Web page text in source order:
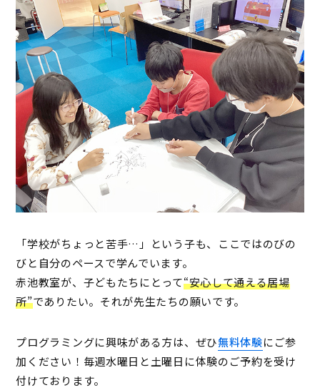
「学校がちょっと苦手…」という子も、ここではのびの
びと自分のペースで学んでいます。
赤池教室が、子どもたちにとって“安心して通える居場
所”でありたい。それが先生たちの願いです。
プログラミングに興味がある方は、ぜひ無料体験にご参
加ください！毎週水曜日と土曜日に体験のご予約を受け
付けております。